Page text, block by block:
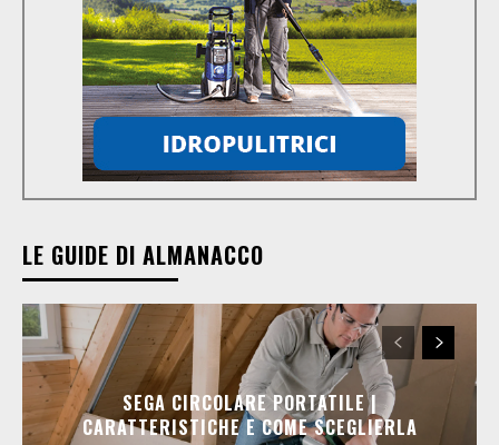
LE GUIDE DI ALMANACCO
SEGA CIRCOLARE PORTATILE |
CARATTERISTICHE E COME SCEGLIERLA